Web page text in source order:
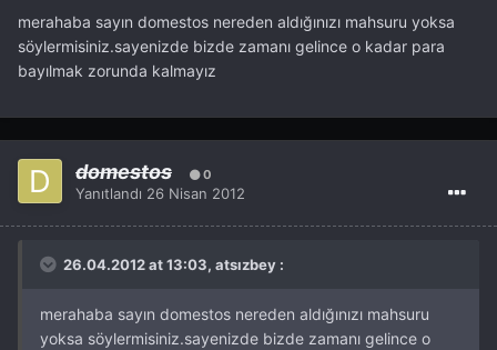
merahaba sayın domestos nereden aldığınızı mahsuru yoksa
söylermisiniz.sayenizde bizde zamanı gelince o kadar para
bayılmak zorunda kalmayız
domestos 0
Yanıtlandı 26 Nisan 2012
26.04.2012 at 13:03, atsızbey :
merahaba sayın domestos nereden aldığınızı mahsuru
yoksa söylermisiniz.sayenizde bizde zamanı gelince o